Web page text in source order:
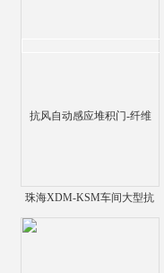
珠海XDM-KSM车间大型抗
风自动感应堆积门-纤维